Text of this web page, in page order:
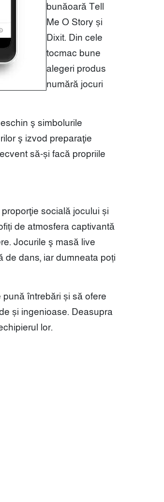
bunăoară Tell
Me O Story și
Dixit. Din cele
tocmac bune
alegeri produs
numără jocuri
ş simbolurile
ş izvod preparaţie
să-și facă propriile
socială jocului și
de atmosfera captivantă
Jocurile ş masă live
dans, iar dumneata poți
întrebări și să ofere
și ingenioase. Deasupra
lor.